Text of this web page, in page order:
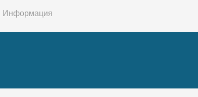
Информация